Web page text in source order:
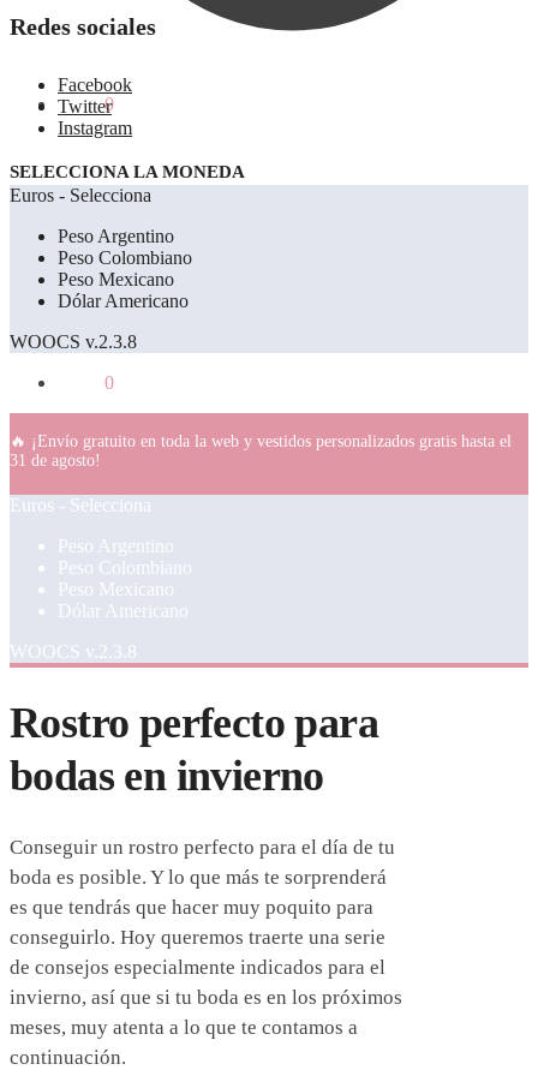
0.00€ 0
Redes sociales
Facebook
Twitter
Instagram
SELECCIONA LA MONEDA
Euros - Selecciona
Peso Argentino
Peso Colombiano
Peso Mexicano
Dólar Americano
WOOCS v.2.3.8
0
🔥 ¡Envío gratuito en toda la web y vestidos personalizados gratis hasta el
31 de agosto!
Euros - Selecciona
Peso Argentino
Peso Colombiano
Peso Mexicano
Dólar Americano
WOOCS v.2.3.8
Rostro perfecto para
bodas en invierno
Conseguir un rostro perfecto para el día de tu
boda es posible. Y lo que más te sorprenderá
es que tendrás que hacer muy poquito para
conseguirlo. Hoy queremos traerte una serie
de consejos especialmente indicados para el
invierno, así que si tu boda es en los próximos
meses, muy atenta a lo que te contamos a
continuación.